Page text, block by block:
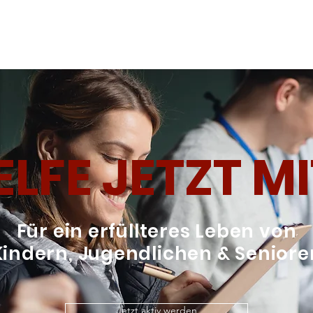
JETZT
Für ein erfüllteres Leben von
Jugendlichen &
Jetzt aktiv werden